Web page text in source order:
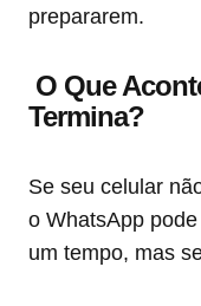
prepararem.
O Que
Termina?
Se seu celular
o WhatsApp
um tempo, mas